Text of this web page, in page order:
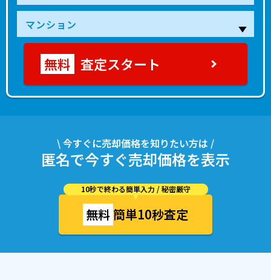
査定スタート
\ 今すぐに売却価格を知りたい方は /
匿名で今すぐ売却価格を表示
10秒で終わる簡単入力 / 秘密厳守
無料簡単10秒査定